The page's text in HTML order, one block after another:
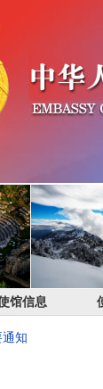
馆信息
知